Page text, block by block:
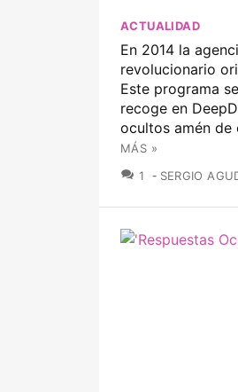
ACTUALIDAD
En 2014 la
revolucionario
Este programa
recoge en
ocultos amén
MÁS »
1
COMENTARIOS
SERGIO